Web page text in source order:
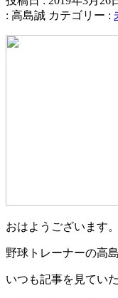
: 高島誠 カテゴリー :
おはようございます。
野球トレーナーの高島
いつも記事を見てい